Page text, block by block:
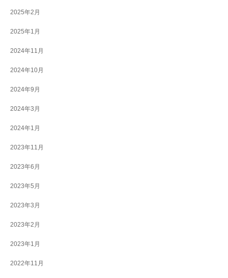
2025年2月
2025年1月
2024年11月
2024年10月
2024年9月
2024年3月
2024年1月
2023年11月
2023年6月
2023年5月
2023年3月
2023年2月
2023年1月
2022年11月